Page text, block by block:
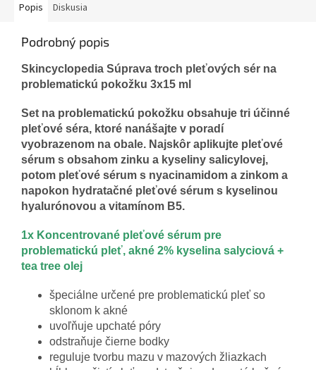
Popis Diskusia
Podrobný popis
Skincyclopedia Súprava troch pleťových sér na
problematickú pokožku 3x15 ml
Set na problematickú pokožku obsahuje tri účinné
pleťové séra, ktoré nanášajte v poradí
vyobrazenom na obale. Najskôr aplikujte pleťové
sérum s obsahom zinku a kyseliny salicylovej,
potom pleťové sérum s nyacinamidom a zinkom a
napokon hydratačné pleťové sérum s kyselinou
hyalurónovou a vitamínom B5.
1x Koncentrované pleťové sérum pre
problematickú pleť, akné 2% kyselina salyciová +
tea tree olej
špeciálne určené pre problematickú pleť so
sklonom k akné
uvoľňuje upchaté póry
odstraňuje čierne bodky
reguluje tvorbu mazu v mazových žliazkach